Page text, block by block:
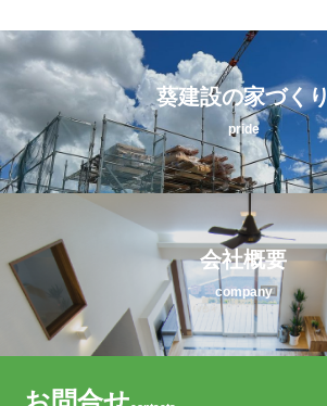
会社概要
company
葵建設の家づくり
pride